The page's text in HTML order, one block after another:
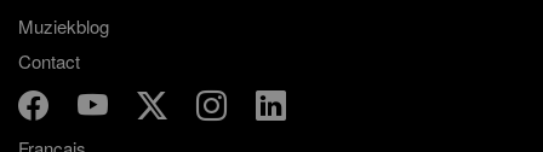
Muziekblog
Contact